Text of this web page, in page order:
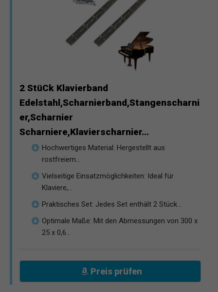
2 StüCk Klavierband
Edelstahl,Scharnierband,Stangenscharni
er,Scharnier
Scharniere,Klavierscharnier...
Hochwertiges Material: Hergestellt aus
rostfreiem...
Vielseitige Einsatzmöglichkeiten: Ideal für
Klaviere,...
Praktisches Set: Jedes Set enthält 2 Stück...
Optimale Maße: Mit den Abmessungen von 300 x
25 x 0,6...
Preis prüfen